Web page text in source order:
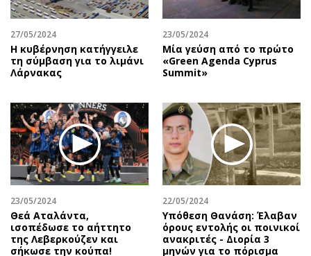
27/05/2024
Η κυβέρνηση κατήγγειλε
τη σύμβαση για το λιμάνι
Λάρνακας
23/05/2024
Μία γεύση από το πρώτο
«Green Agenda Cyprus
Summit»
23/05/2024
Θεά Αταλάντα,
ισοπέδωσε το αήττητο
της Λεβερκούζεν και
σήκωσε την κούπα!
22/05/2024
Υπόθεση Θανάση: Έλαβαν
όρους εντολής οι ποινικοί
ανακριτές - Διορία 3
μηνών για το πόρισμα